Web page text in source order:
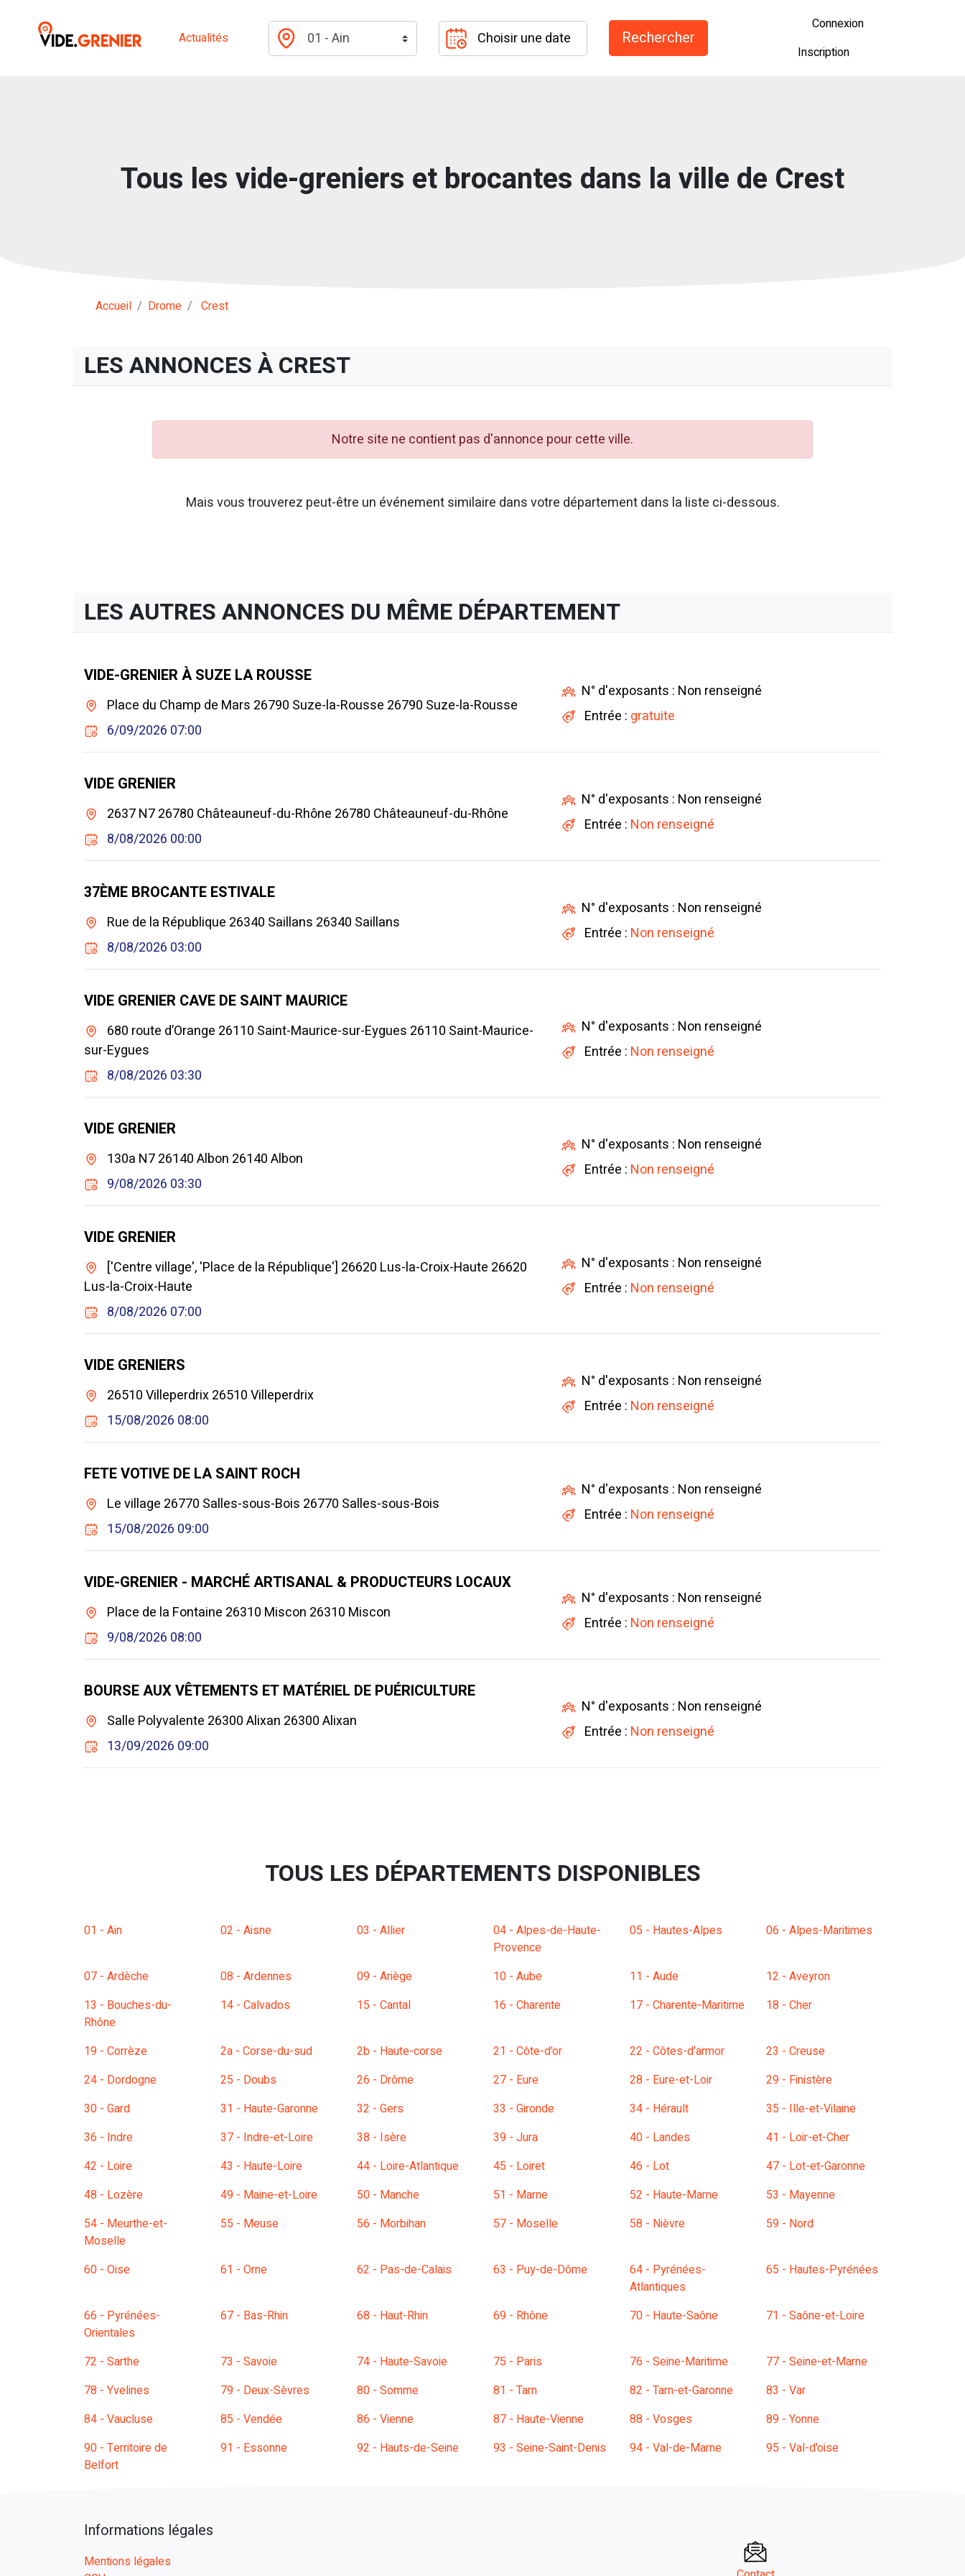
Actualités
Connexion
Inscription
Tous les vide-greniers et brocantes dans la ville de Crest
Accueil Drome Crest
LES ANNONCES À CREST
Notre site ne contient pas d'annonce pour cette ville.
Mais vous trouverez peut-être un événement similaire dans votre département dans la liste ci-dessous.
LES AUTRES ANNONCES DU MÊME DÉPARTEMENT
VIDE-GRENIER À SUZE LA ROUSSE
Place du Champ de Mars 26790 Suze-la-Rousse 26790 Suze-la-Rousse
6/09/2026 07:00
N° d'exposants : Non renseigné
Entrée : gratuite
VIDE GRENIER
2637 N7 26780 Châteauneuf-du-Rhône 26780 Châteauneuf-du-Rhône
8/08/2026 00:00
N° d'exposants : Non renseigné
Entrée : Non renseigné
37ÈME BROCANTE ESTIVALE
Rue de la République 26340 Saillans 26340 Saillans
8/08/2026 03:00
N° d'exposants : Non renseigné
Entrée : Non renseigné
VIDE GRENIER CAVE DE SAINT MAURICE
680 route d’Orange 26110 Saint-Maurice-sur-Eygues 26110 Saint-Maurice-
sur-Eygues
8/08/2026 03:30
N° d'exposants : Non renseigné
Entrée : Non renseigné
VIDE GRENIER
130a N7 26140 Albon 26140 Albon
9/08/2026 03:30
N° d'exposants : Non renseigné
Entrée : Non renseigné
VIDE GRENIER
['Centre village', 'Place de la République'] 26620 Lus-la-Croix-Haute 26620
Lus-la-Croix-Haute
8/08/2026 07:00
N° d'exposants : Non renseigné
Entrée : Non renseigné
VIDE GRENIERS
26510 Villeperdrix 26510 Villeperdrix
15/08/2026 08:00
N° d'exposants : Non renseigné
Entrée : Non renseigné
FETE VOTIVE DE LA SAINT ROCH
Le village 26770 Salles-sous-Bois 26770 Salles-sous-Bois
15/08/2026 09:00
N° d'exposants : Non renseigné
Entrée : Non renseigné
VIDE-GRENIER - MARCHÉ ARTISANAL & PRODUCTEURS LOCAUX
Place de la Fontaine 26310 Miscon 26310 Miscon
9/08/2026 08:00
N° d'exposants : Non renseigné
Entrée : Non renseigné
BOURSE AUX VÊTEMENTS ET MATÉRIEL DE PUÉRICULTURE
Salle Polyvalente 26300 Alixan 26300 Alixan
13/09/2026 09:00
N° d'exposants : Non renseigné
Entrée : Non renseigné
TOUS LES DÉPARTEMENTS DISPONIBLES
01 - Ain 02 - Aisne 03 - Allier
04 - Alpes-de-Haute-
Provence
05 - Hautes-Alpes 06 - Alpes-Maritimes
07 - Ardèche 08 - Ardennes 09 - Ariège 10 - Aube 11 - Aude
12 - Aveyron
13 - Bouches-du-
Rhône
14 - Calvados 15 - Cantal 16 - Charente 17 - Charente-Maritime 18 - Cher
19 - Corrèze 2a - Corse-du-sud 2b - Haute-corse 21 - Côte-d'or 22 - Côtes-d'armor
23 - Creuse
24 - Dordogne
25 - Doubs 26 - Drôme 27 - Eure 28 - Eure-et-Loir
29 - Finistère
30 - Gard
31 - Haute-Garonne 32 - Gers 33 - Gironde 34 - Hérault
35 - Ille-et-Vilaine
36 - Indre
37 - Indre-et-Loire 38 - Isère 39 - Jura 40 - Landes
41 - Loir-et-Cher
42 - Loire
43 - Haute-Loire 44 - Loire-Atlantique 45 - Loiret 46 - Lot
47 - Lot-et-Garonne
48 - Lozère
49 - Maine-et-Loire 50 - Manche 51 - Marne 52 - Haute-Marne
53 - Mayenne
54 - Meurthe-et-
Moselle
55 - Meuse 56 - Morbihan 57 - Moselle 58 - Nièvre 59 - Nord
60 - Oise 61 - Orne 62 - Pas-de-Calais 63 - Puy-de-Dôme
64 - Pyrénées-
Atlantiques
65 - Hautes-Pyrénées
66 - Pyrénées-
Orientales
67 - Bas-Rhin 68 - Haut-Rhin 69 - Rhône 70 - Haute-Saône 71 - Saône-et-Loire
72 - Sarthe 73 - Savoie 74 - Haute-Savoie 75 - Paris 76 - Seine-Maritime
77 - Seine-et-Marne
78 - Yvelines
79 - Deux-Sèvres 80 - Somme 81 - Tarn 82 - Tarn-et-Garonne
83 - Var
84 - Vaucluse
85 - Vendée 86 - Vienne 87 - Haute-Vienne 88 - Vosges
89 - Yonne
90 - Territoire de
Belfort
91 - Essonne 92 - Hauts-de-Seine 93 - Seine-Saint-Denis 94 - Val-de-Marne 95 - Val-d'oise
Informations légales
Mentions légales